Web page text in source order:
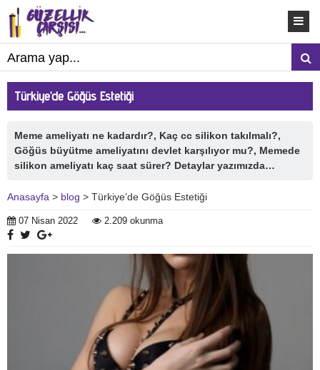
Türkiye’de Göğüs Estetiği
Meme ameliyatı ne kadardır?, Kaç cc silikon takılmalı?,
Göğüs büyütme ameliyatını devlet karşılıyor mu?, Memede
silikon ameliyatı kaç saat sürer? Detaylar yazımızda…
Anasayfa > blog > Türkiye’de Göğüs Estetiği
07 Nisan 2022 2.209 okunma